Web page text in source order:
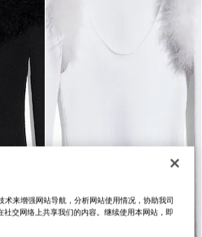
来增强网站导航，分析网站使用情况，协助我司
社交网络上共享我们的内容。继续使用本网站，即